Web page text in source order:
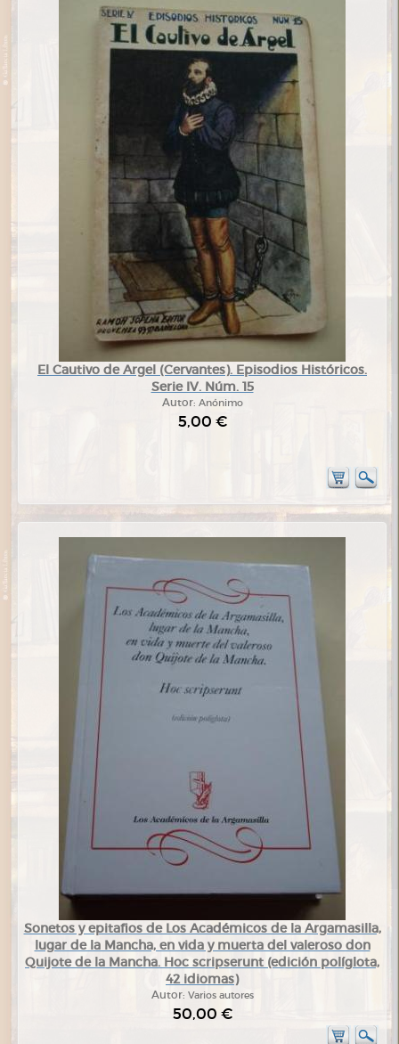
El Cautivo de Argel (Cervantes). Episodios Históricos.
Serie IV. Núm. 15
Autor: Anónimo
5,00 €
Sonetos y epitafios de Los Académicos de la Argamasilla,
lugar de la Mancha, en vida y muerta del valeroso don
Quijote de la Mancha. Hoc scripserunt (edición políglota,
42 idiomas)
Autor: Varios autores
50,00 €